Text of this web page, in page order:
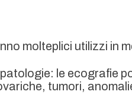
molteplici utilizzi in
le ecografie
tumori,